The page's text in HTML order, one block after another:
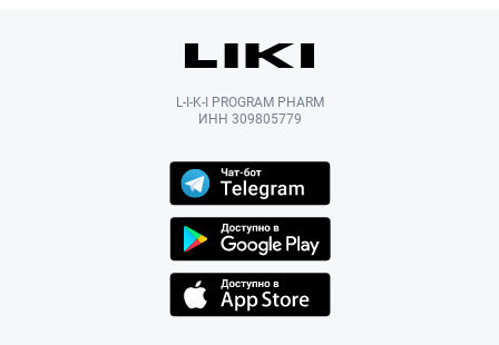
L-I-K-I PROGRAM PHARM
ИНН 309805779